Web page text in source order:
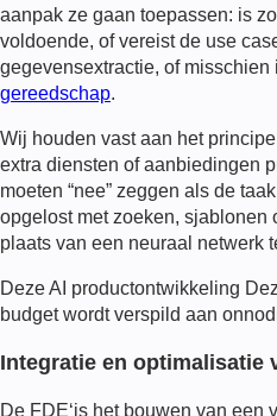
aanpak ze gaan toepassen: is
voldoende, of vereist de use
gegevensextractie, of misschien
gereedschap.
Wij houden vast aan het
extra diensten of aanbiedingen
moeten “nee” zeggen als de
opgelost met zoeken, sjablonen
plaats van een neuraal netwerk
DezeAI productontwikkeling
budget wordt verspild aan
Integratie en optimalisatie
De FDE‘is het bouwen van een